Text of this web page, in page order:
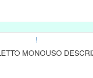
!
MONOUSO